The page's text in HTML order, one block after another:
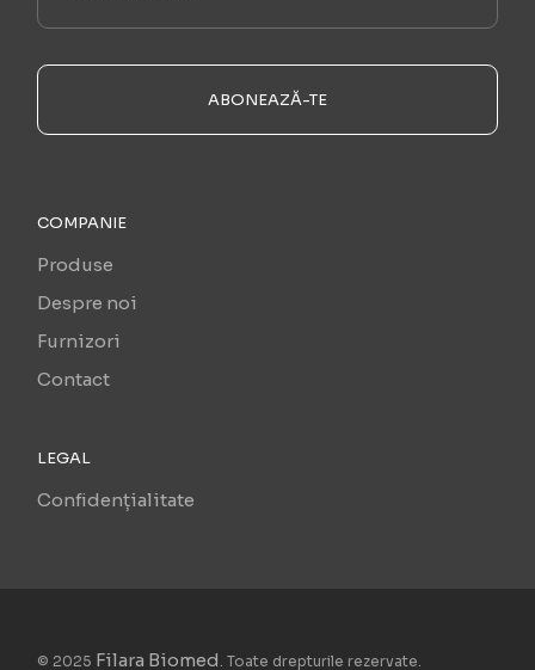
ABONEAZĂ-TE
COMPANIE
Produse
Despre noi
Furnizori
Contact
LEGAL
Confidențialitate
© 2025 Filara Biomed . Toate drepturile rezervate.